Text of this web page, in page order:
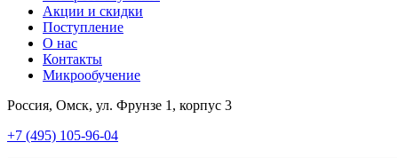
Акции и скидки
Поступление
О нас
Контакты
Микрообучение
Россия, Омск, ул. Фрунзе 1, корпус 3
+7 (495) 105-96-04